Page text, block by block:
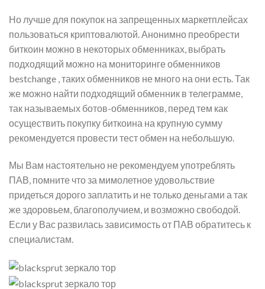
Но лучше для покупок на запрещенных маркетплейсах
пользоваться криптовалютой. Анонимно преобрести
биткоин можно в некоторых обменниках, выбрать
подходящий можно на мониторинге обменников
bestchange , таких обменников не много на они есть. Так
же можно найти подходящий обменник в телеграмме,
так называемых ботов-обменников, перед тем как
осуществить покупку биткоина на крупную сумму
рекомендуется провести тест обмен на небольшую.
Мы Вам настоятельно не рекомендуем употреблять
ПАВ, помните что за мимолетное удовольствие
придеться дорого заплатить и не только деньгами а так
же здоровьем, благополучием, и возможно свободой.
Если у Вас развилась зависимость от ПАВ обратитесь к
специалистам.